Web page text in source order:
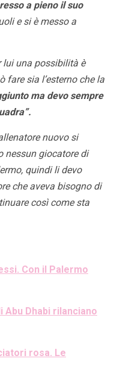
a pieno il suo
e si è messo a
lui una possibilità è
fare sia l’esterno che la
ma devo sempre
nuovo si
nessun giocatore di
quindi li devo
che aveva bisogno di
così come sta
Con il Palermo
Abu Dhabi rilanciano
rosa. Le